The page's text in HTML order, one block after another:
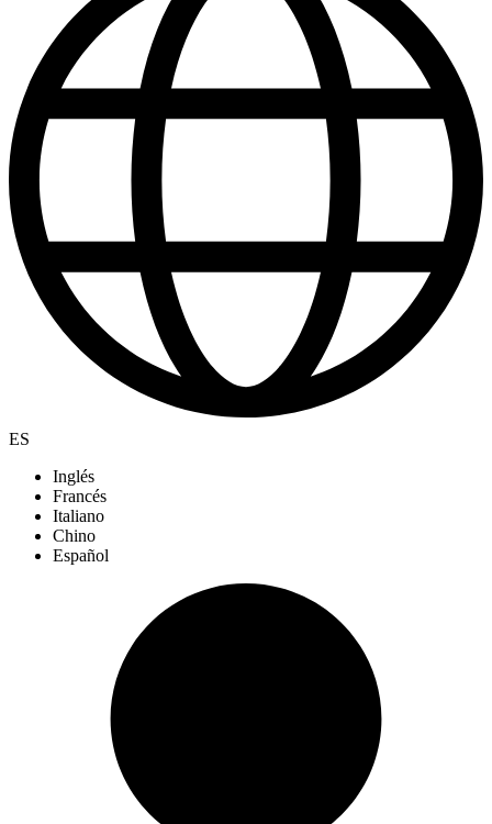
ES
Inglés
Francés
Italiano
Chino
Español